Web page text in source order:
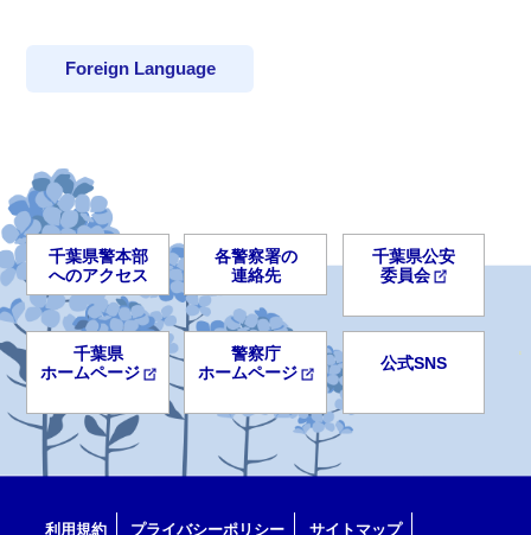
Foreign Language
千葉県警本部
へのアクセス
各警察署の
連絡先
千葉県公安
委員会
千葉県
ホームページ
警察庁
ホームページ
公式SNS
利用規約 プライバシーポリシー サイトマップ